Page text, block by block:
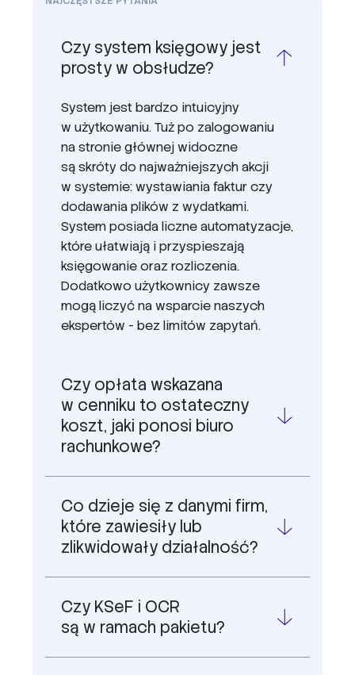
Czy system księgowy jest
prosty w obsłudze?
System jest bardzo intuicyjny
w użytkowaniu. Tuż po zalogowaniu
na stronie głównej widoczne
są skróty do najważniejszych akcji
w systemie: wystawiania faktur czy
dodawania plików z wydatkami.
System posiada liczne automatyzacje,
które ułatwiają i przyspieszają
księgowanie oraz rozliczenia.
Dodatkowo użytkownicy zawsze
mogą liczyć na wsparcie naszych
ekspertów - bez limitów zapytań.
Czy opłata wskazana
w cenniku to ostateczny
koszt, jaki ponosi biuro
rachunkowe?
Co dzieje się z danymi firm,
które zawiesiły lub
zlikwidowały działalność?
Czy KSeF i OCR
są w ramach pakietu?